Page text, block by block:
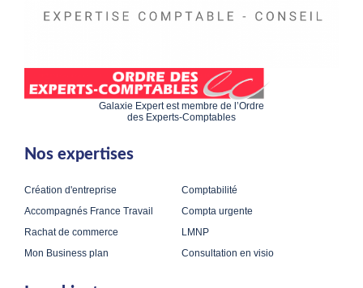
Galaxie Expert est membre de l’Ordre
des Experts-Comptables
Nos expertises
Création d'entreprise
Accompagnés France Travail
Rachat de commerce
Mon Business plan
Comptabilité
Compta urgente
LMNP
Consultation en visio